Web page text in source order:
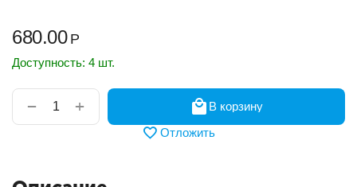
680.00 Р
Доступность: 4 шт.
+
−
В корзину
Отложить